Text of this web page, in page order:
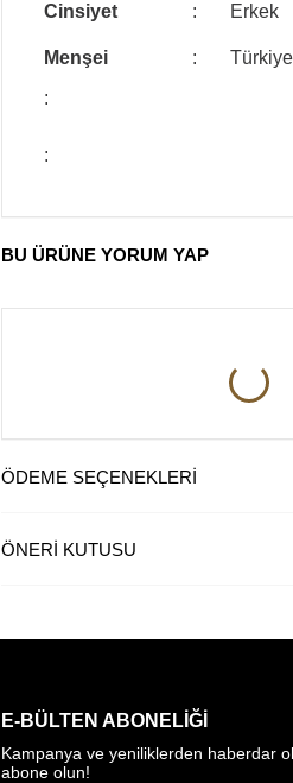
Cinsiyet : Erkek
Menşei :
Türkiye
:
:
BU ÜRÜNE YORUM YAP
ÖDEME SEÇENEKLERI
ÖNERI KUTUSU
E-BÜLTEN ABONELIĞI
Kampanya ve yeniliklerden haberdar
abone olun!